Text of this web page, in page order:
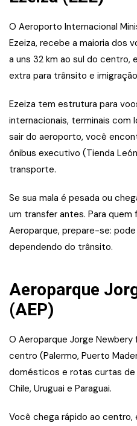
O Aeroporto Internacional
Ezeiza, recebe a maioria dos
a uns 32 km ao sul do centro,
extra para trânsito e
Ezeiza tem estrutura para
internacionais, terminais com
sair do aeroporto, você
ônibus executivo (Tienda
transporte.
Se sua mala é pesada ou
um transfer antes. Para quem
Aeroparque, prepare-se:
dependendo do trânsito.
Aeroparque
(AEP)
O Aeroparque Jorge
centro (Palermo, Puerto
domésticos e rotas curtas de
Chile, Uruguai e Paraguai.
Você chega rápido ao centro,